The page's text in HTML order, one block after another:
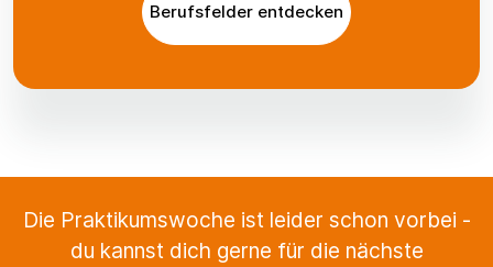
Berufsfelder entdecken
Die Praktikumswoche ist leider schon vorbei -
du kannst dich gerne für die nächste